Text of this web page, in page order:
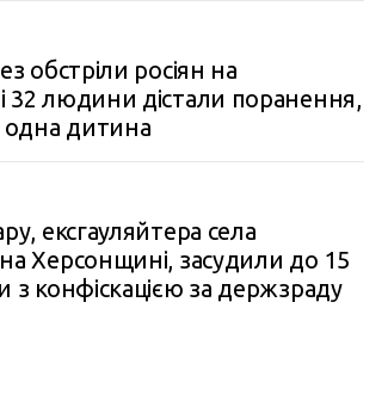
обстріли росіян на
32 людини дістали поранення,
одна дитина
ексгауляйтера села
Херсонщині, засудили до 15
з конфіскацією за держзраду